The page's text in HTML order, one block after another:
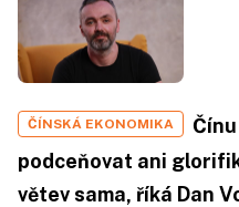
ČÍNSKÁ EKONOMIKA
podceňovat ani
větev sama, říká Dan